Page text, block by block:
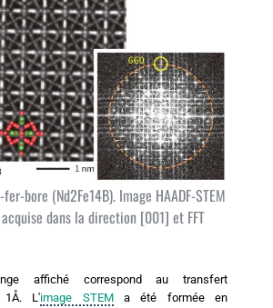
bore (Nd2Fe14B). Image HAADF-STEM
dans la direction [001] et FFT
affiché correspond au transfert
1Å. L'image STEMa été formée en